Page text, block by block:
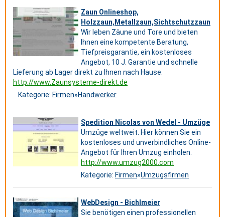
Zaun Onlineshop,
Holzzaun,Metallzaun,Sichtschutzzaun
Wir leben Zäune und Tore und bieten
Ihnen eine kompetente Beratung,
Tiefpreisgarantie, ein kostenloses
Angebot, 10 J. Garantie und schnelle
Lieferung ab Lager direkt zu Ihnen nach Hause.
http://www.Zaunsysteme-direkt.de
Kategorie: Firmen»Handwerker
Spedition Nicolas von Wedel - Umzüge
Umzüge weltweit. Hier können Sie ein
kostenloses und unverbindliches Online-
Angebot für Ihren Umzug einholen.
http://www.umzug2000.com
Kategorie: Firmen»Umzugsfirmen
WebDesign - Bichlmeier
Sie benötigen einen professionellen